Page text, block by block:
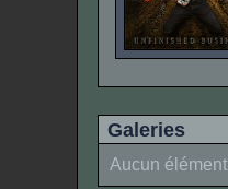
Galeries
Aucun élément